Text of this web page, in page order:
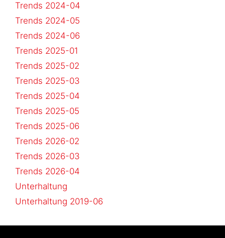
Trends 2024-04
Trends 2024-05
Trends 2024-06
Trends 2025-01
Trends 2025-02
Trends 2025-03
Trends 2025-04
Trends 2025-05
Trends 2025-06
Trends 2026-02
Trends 2026-03
Trends 2026-04
Unterhaltung
Unterhaltung 2019-06